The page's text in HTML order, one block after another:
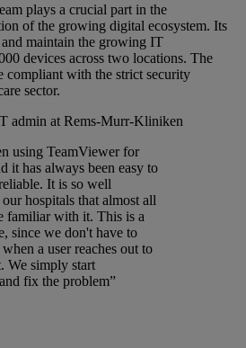
plays a crucial part in the
of the growing digital ecosystem. Its
and maintain the growing IT
devices across two locations. The
compliant with the strict security
sector.
admin at Rems-Murr-Kliniken
using TeamViewer for
it has always been easy to
It is so well
hospitals that almost all
familiar with it. This is a
since we don't have to
a user reaches out to
We simply start
fix the problem”